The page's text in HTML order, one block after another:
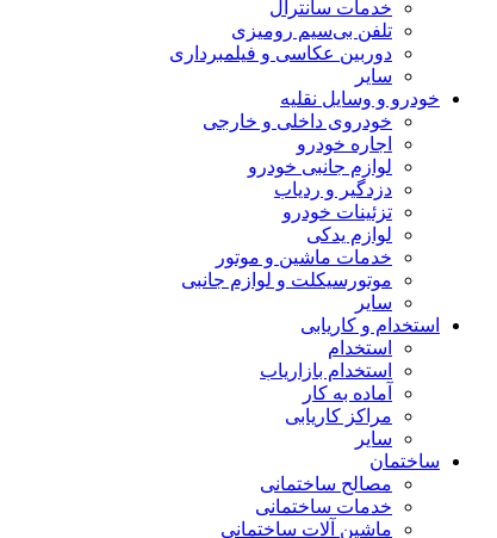
خدمات سانترال
تلفن بی‌سیم رومیزی
دوربین عکاسی و فیلمبرداری
سایر
خودرو و وسایل نقلیه
خودروی داخلی و خارجی
اجاره خودرو
لوازم جانبی خودرو
دزدگیر و ردیاب
تزئینات خودرو
لوازم یدکی
خدمات ماشین و موتور
موتورسیکلت و لوازم جانبی
سایر
استخدام و کاریابی
استخدام
استخدام بازاریاب
آماده به کار
مراکز کاریابی
سایر
ساختمان
مصالح ساختمانی
خدمات ساختمانی
ماشین آلات ساختمانی